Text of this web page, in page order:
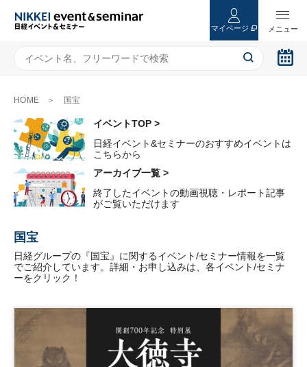
マイページ
HOME 国宝
イベントTOP >
日経イベント&セミナーのおすすめイベントは
こちらから
アーカイブ一覧 >
終了したイベントの動画視聴・レポート記事
がご覧いただけます
国宝
日経グループの『国宝』に関するイベント/セミナー情報を一覧
でご紹介しています。詳細・お申し込みは、各イベント/セミナ
ーをクリック！